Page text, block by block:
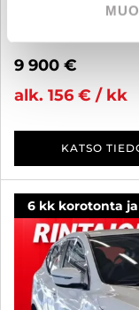
huollettu,
9 900 €
alk. 156 € / kk
KATSO
6 kk korotonta